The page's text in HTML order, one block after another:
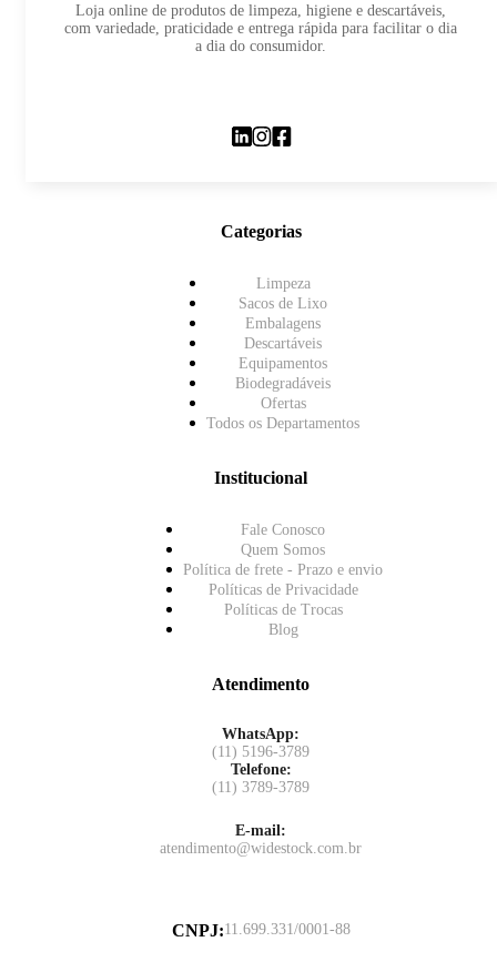
Loja online de produtos de limpeza, higiene e descartáveis,
com variedade, praticidade e entrega rápida para facilitar o dia
a dia do consumidor.
Categorias
Limpeza
Sacos de Lixo
Embalagens
Descartáveis
Equipamentos
Biodegradáveis
Ofertas
Todos os Departamentos
Institucional
Fale Conosco
Quem Somos
Política de frete - Prazo e envio
Políticas de Privacidade
Políticas de Trocas
Blog
Atendimento
WhatsApp:
(11) 5196-3789
Telefone:
(11) 3789-3789
E-mail:
atendimento@widestock.com.br
CNPJ:11.699.331/0001-88